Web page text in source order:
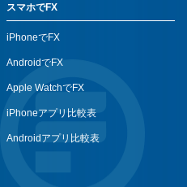
スマホでFX
iPhoneでFX
AndroidでFX
Apple WatchでFX
iPhoneアプリ比較表
Androidアプリ比較表